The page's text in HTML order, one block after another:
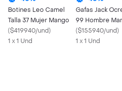
Botines Leo Camel
Talla 37 Mujer Mango
($419940/und)
1 x 1 Und
Gafas Jack
99 Hombre
($155940/und)
1 x 1 Und